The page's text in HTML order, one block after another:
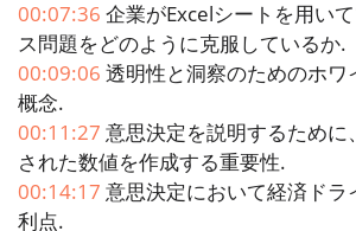
00:07:36 企業がExcelシートを用い
ス問題をどのように克服しているか.
00:09:06 透明性と洞察のためのホワ
概念.
00:11:27 意思決定を説明するために
された数値を作成する重要性.
00:14:17 意思決定において経済ドラ
利点.